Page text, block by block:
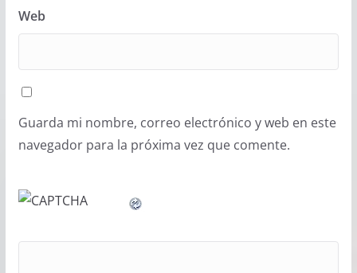
Web
Guarda mi nombre, correo electrónico y web en este
navegador para la próxima vez que comente.